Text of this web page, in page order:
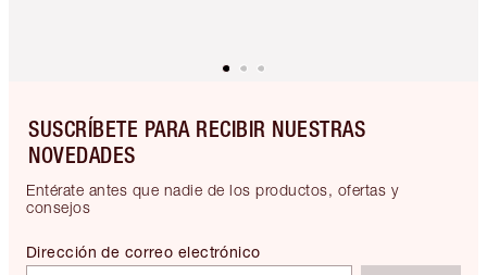
SUSCRÍBETE PARA RECIBIR NUESTRAS
NOVEDADES
Entérate antes que nadie de los productos, ofertas y
consejos
Dirección de correo electrónico